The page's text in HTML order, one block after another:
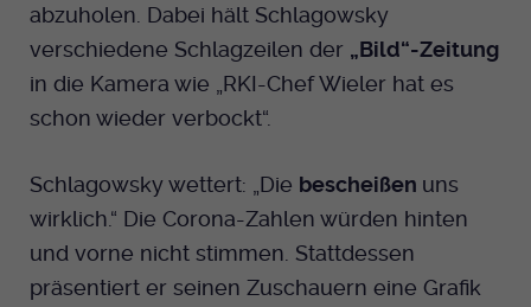
abzuholen. Dabei hält Schlagowsky
verschiedene Schlagzeilen der „Bild“-Zeitung
in die Kamera wie „RKI-Chef Wieler hat es
schon wieder verbockt“.
Schlagowsky wettert: „Die bescheißen uns
wirklich.“ Die Corona-Zahlen würden hinten
und vorne nicht stimmen. Stattdessen
präsentiert er seinen Zuschauern eine Grafik